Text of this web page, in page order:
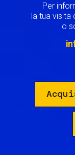
Per
la tua visita
o